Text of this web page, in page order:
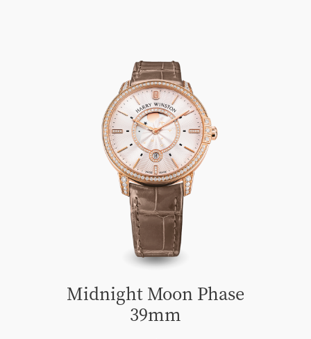
Midnight Moon Phase
39mm